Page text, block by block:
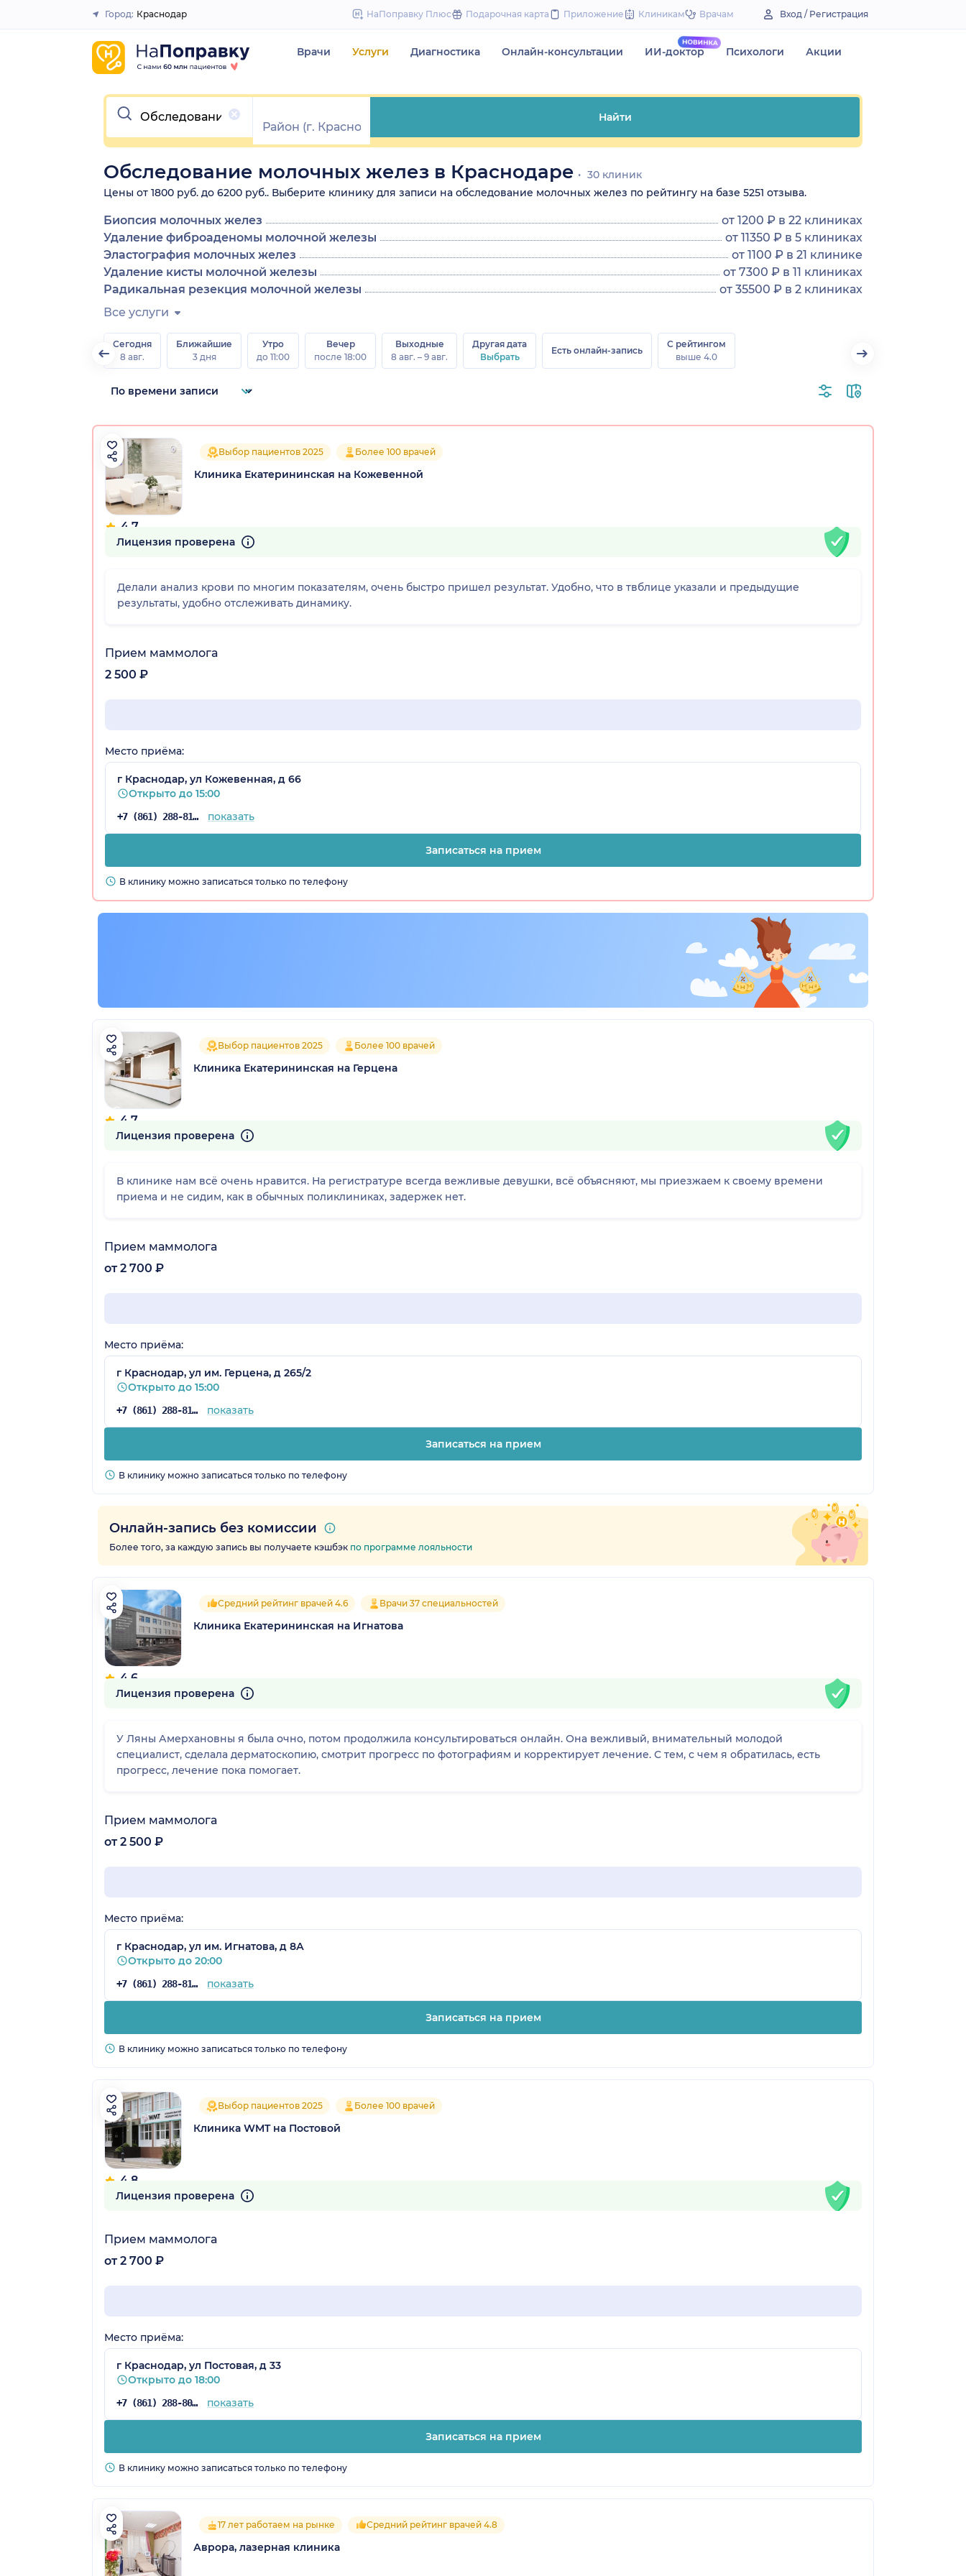
to
Закрыть
Город: Краснодар НаПоправку Плюс Подарочная карта Приложение Клиникам Врачам Вход / Регистрация
Врачи Услуги Диагностика Онлайн-консультации ИИ-доктор Психологи Акции
Очистить
Найти
Обследование молочных желез в Краснодаре
30 клиник
Цены от 1800 руб. до 6200 руб.. Выберите клинику для записи на обследование молочных желез по рейтингу на базе 5251 отзыва.
Биопсия молочных желез
от 1200 ₽ в 22 клиниках
Удаление фиброаденомы молочной железы
от 11350 ₽ в 5 клиниках
Эластография молочных желез
от 1100 ₽ в 21 клинике
Удаление кисты молочной железы
от 7300 ₽ в 11 клиниках
Радикальная резекция молочной железы
от 35500 ₽ в 2 клиниках
Все услуги
Сегодня
8 авг.
Ближайшие
3 дня
Утро
до 11:00
Вечер
после 18:00
Выходные
8 авг. – 9 авг.
Другая дата
Выбрать
Есть онлайн-запись
С рейтингом
выше 4.0
4.7
365 отзывов
Выбор пациентов 2025 Более 100 врачей
Клиника Екатерининская на Кожевенной
Лицензия проверена
Делали анализ крови по многим показателям, очень быстро пришел результат. Удобно, что в твблице указали и предыдущие
результаты, удобно отслеживать динамику.
Прием маммолога
2 500 ₽
Место приёма:
г Краснодар, ул Кожевенная, д 66
Открыто до 15:00
+7 (861) 288-81-65 показать
Записаться на прием
В клинику можно записаться только по телефону
4.7
765 отзывов
Выбор пациентов 2025 Более 100 врачей
Клиника Екатерининская на Герцена
Лицензия проверена
В клинике нам всё очень нравится. На регистратуре всегда вежливые девушки, всё объясняют, мы приезжаем к своему времени
приема и не сидим, как в обычных поликлиниках, задержек нет.
Прием маммолога
от 2 700 ₽
Место приёма:
г Краснодар, ул им. Герцена, д 265/2
Открыто до 15:00
+7 (861) 288-81-65 показать
Записаться на прием
В клинику можно записаться только по телефону
Онлайн-запись без комиссии
Более того, за каждую запись вы получаете кэшбэк по программе лояльности
4.6
77 отзывов
Средний рейтинг врачей 4.6 Врачи 37 специальностей
Клиника Екатерининская на Игнатова
Лицензия проверена
У Ляны Амерхановны я была очно, потом продолжила консультироваться онлайн. Она вежливый, внимательный молодой
специалист, сделала дерматоскопию, смотрит прогресс по фотографиям и корректирует лечение. С тем, с чем я обратилась, есть
прогресс, лечение пока помогает.
Прием маммолога
от 2 500 ₽
Место приёма:
г Краснодар, ул им. Игнатова, д 8А
Открыто до 20:00
+7 (861) 288-81-65 показать
Записаться на прием
В клинику можно записаться только по телефону
4.8
626 отзывов
Выбор пациентов 2025 Более 100 врачей
Клиника WMT на Постовой
Лицензия проверена
Прием маммолога
от 2 700 ₽
Место приёма:
г Краснодар, ул Постовая, д 33
Открыто до 18:00
+7 (861) 288-80-76 показать
Записаться на прием
В клинику можно записаться только по телефону
17 лет работаем на рынке Средний рейтинг врачей 4.8
Аврора, лазерная клиника